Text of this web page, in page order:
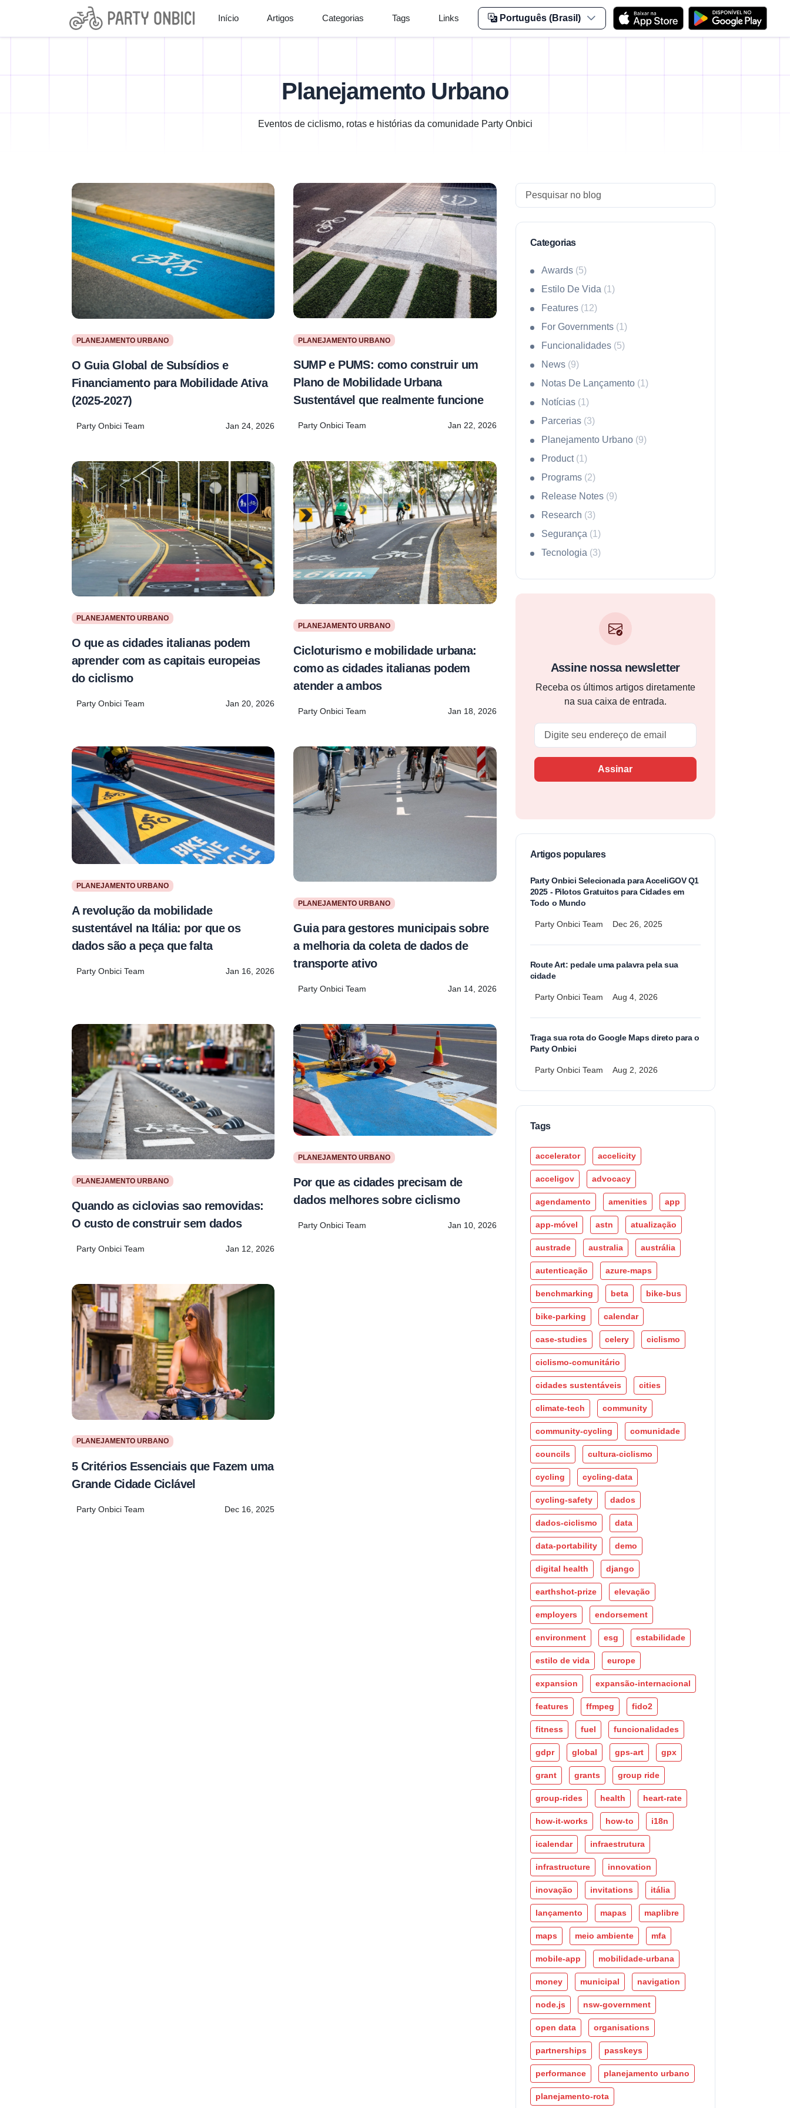
Início Artigos Categorias Tags Links Português (Brasil)
Planejamento Urbano
Eventos de ciclismo, rotas e histórias da comunidade Party Onbici
PLANEJAMENTO URBANO
O Guia Global de Subsídios e
Financiamento para Mobilidade Ativa
(2025-2027)
Party Onbici Team Jan 24, 2026
PLANEJAMENTO URBANO
SUMP e PUMS: como construir um
Plano de Mobilidade Urbana
Sustentável que realmente funcione
Party Onbici Team Jan 22, 2026
PLANEJAMENTO URBANO
O que as cidades italianas podem
aprender com as capitais europeias
do ciclismo
Party Onbici Team Jan 20, 2026
PLANEJAMENTO URBANO
Cicloturismo e mobilidade urbana:
como as cidades italianas podem
atender a ambos
Party Onbici Team Jan 18, 2026
PLANEJAMENTO URBANO
A revolução da mobilidade
sustentável na Itália: por que os
dados são a peça que falta
Party Onbici Team Jan 16, 2026
PLANEJAMENTO URBANO
Guia para gestores municipais sobre
a melhoria da coleta de dados de
transporte ativo
Party Onbici Team Jan 14, 2026
PLANEJAMENTO URBANO
Quando as ciclovias sao removidas:
O custo de construir sem dados
Party Onbici Team Jan 12, 2026
PLANEJAMENTO URBANO
Por que as cidades precisam de
dados melhores sobre ciclismo
Party Onbici Team Jan 10, 2026
PLANEJAMENTO URBANO
5 Critérios Essenciais que Fazem uma
Grande Cidade Ciclável
Party Onbici Team Dec 16, 2025
Search
Categorias
Awards (5)
Estilo De Vida (1)
Features (12)
For Governments (1)
Funcionalidades (5)
News (9)
Notas De Lançamento (1)
Notícias (1)
Parcerias (3)
Planejamento Urbano (9)
Product (1)
Programs (2)
Release Notes (9)
Research (3)
Segurança (1)
Tecnologia (3)
Assine nossa newsletter
Receba os últimos artigos diretamente
na sua caixa de entrada.
Assinar
Artigos populares
Party Onbici Selecionada para AcceliGOV Q1
2025 - Pilotos Gratuitos para Cidades em
Todo o Mundo
Party Onbici Team Dec 26, 2025
Route Art: pedale uma palavra pela sua
cidade
Party Onbici Team Aug 4, 2026
Traga sua rota do Google Maps direto para o
Party Onbici
Party Onbici Team Aug 2, 2026
Tags
accelerator accelicity
acceligov advocacy
agendamento amenities app
app-móvel astn atualização
austrade australia austrália
autenticação azure-maps
benchmarking beta bike-bus
bike-parking calendar
case-studies celery ciclismo
ciclismo-comunitário
cidades sustentáveis cities
climate-tech community
community-cycling comunidade
councils cultura-ciclismo
cycling cycling-data
cycling-safety dados
dados-ciclismo data
data-portability demo
digital health django
earthshot-prize elevação
employers endorsement
environment esg estabilidade
estilo de vida europe
expansion expansão-internacional
features ffmpeg fido2
fitness fuel funcionalidades
gdpr global gps-art gpx
grant grants group ride
group-rides health heart-rate
how-it-works how-to i18n
icalendar infraestrutura
infrastructure innovation
inovação invitations itália
lançamento mapas maplibre
maps meio ambiente mfa
mobile-app mobilidade-urbana
money municipal navigation
node.js nsw-government
open data organisations
partnerships passkeys
performance planejamento urbano
planejamento-rota